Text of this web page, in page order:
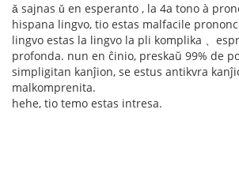
ǎ sajnas ǔ en esperanto , la 4a tono à
hispana lingvo, tio estas malfacile
lingvo estas la lingvo la pli komplika 、
profonda. nun en ĉinio, preskaŭ 99% de
simpligitan kanĵion, se estus antikvra
malkomprenita.
hehe, tio temo estas intresa.